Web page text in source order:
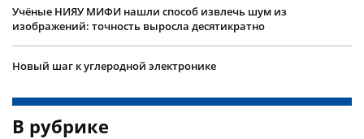
Учëные НИЯУ МИФИ нашли способ извлечь шум из
изображений: точность выросла десятикратно
Новый шаг к углеродной электронике
В рубрике